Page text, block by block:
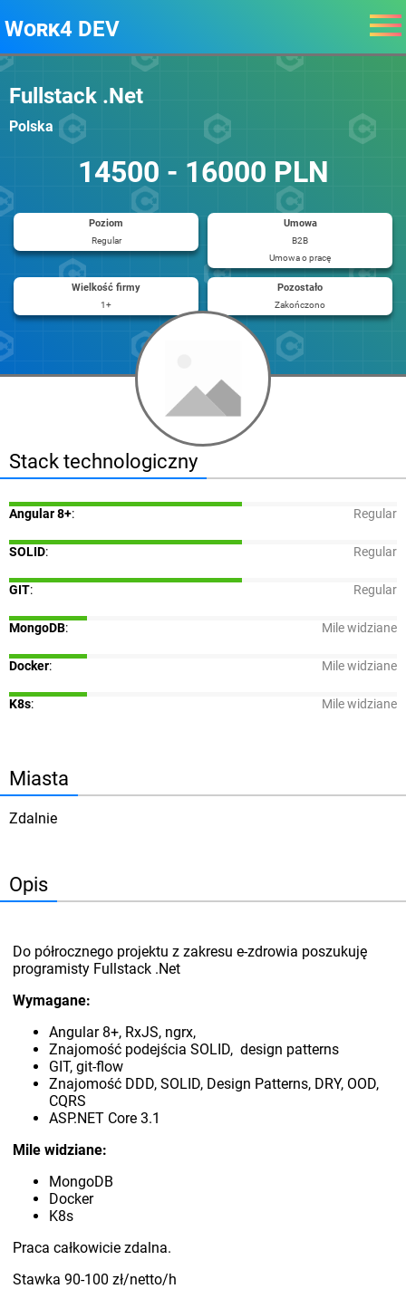
Work4 DEV
Fullstack .Net
Polska
14500 - 16000 PLN
Poziom
Regular
Umowa
B2B
Umowa o pracę
Wielkość firmy
1+
Pozostało
Zakończono
Stack technologiczny
Angular 8+: Regular
SOLID: Regular
GIT: Regular
MongoDB: Mile widziane
Docker: Mile widziane
K8s: Mile widziane
Miasta
Zdalnie
Opis
Do półrocznego projektu z zakresu e-zdrowia poszukuję
programisty Fullstack .Net
Wymagane:
Angular 8+, RxJS, ngrx,
Znajomość podejścia SOLID, design patterns
GIT, git-flow
Znajomość DDD, SOLID, Design Patterns, DRY, OOD,
CQRS
ASP.NET Core 3.1
Mile widziane:
MongoDB
Docker
K8s
Praca całkowicie zdalna.
Stawka 90-100 zł/netto/h